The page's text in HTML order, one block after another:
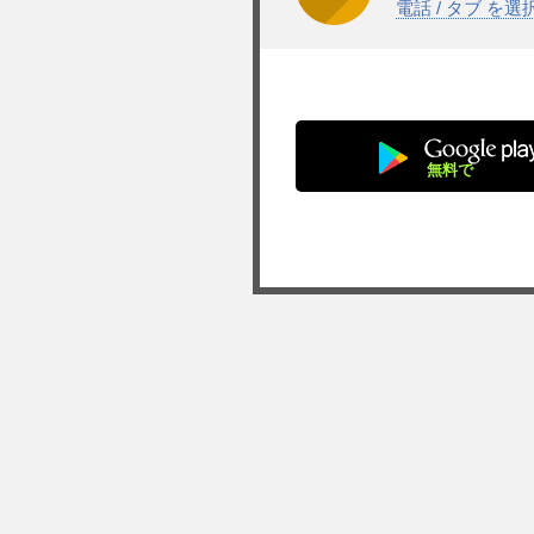
電話 / タブ を選
無料で